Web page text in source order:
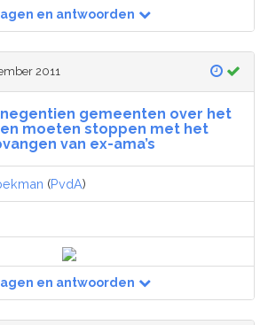
en antwoorden
2011
negentien gemeenten over het
moeten stoppen met het
van ex-ama’s
(PvdA)
en antwoorden